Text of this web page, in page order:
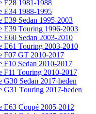
E28 1981-1988
E34 1988-1995
E39 Sedan 1995-2003
E39 Touring 1996-2003
E60 Sedan 2003-2010
E61 Touring 2003-2010
F07 GT 2010-2017
F10 Sedan 2010-2017
F11 Touring 2010-2017
Sedan 2017-heden
G31 Touring 2017-heden
E63 Coupé 2005-2012